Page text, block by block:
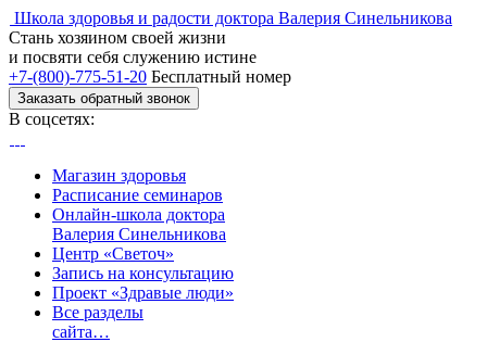
Школа здоровья и радости доктора Валерия Синельникова
Стань хозяином своей жизни
и посвяти себя служению истине
+7-(800)-775-51-20 Бесплатный номер
Заказать обратный звонок
В соцсетях:
Магазин здоровья
Расписание семинаров
Онлайн-школа доктора
Валерия Синельникова
Центр «Светоч»
Запись на консультацию
Проект «Здравые люди»
Все разделы
сайта…